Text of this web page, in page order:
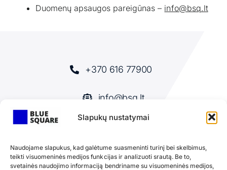
Slapukų nustatymai
Naudojame slapukus, kad galėtume suasmeninti turinį bei skelbimus,
teikti visuomeninės medijos funkcijas ir analizuoti srautą. Be to,
svetainės naudojimo informaciją bendriname su visuomeninės medijos,
Duomenų apsaugos pareigūnas – info@bsq.lt
+370 616 77900
info@bsq.lt
Individualūs sprendimai Jūsų verslo
augimui ir efektyvumo didinimui